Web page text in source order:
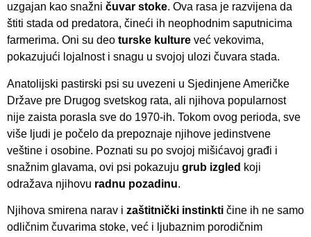
uzgajan kao snažni čuvar stoke. Ova rasa je razvijena da
štiti stada od predatora, čineći ih neophodnim saputnicima
farmerima. Oni su deo turske kulture već vekovima,
pokazujući lojalnost i snagu u svojoj ulozi čuvara stada.
Anatolijski pastirski psi su uvezeni u Sjedinjene Američke
Države pre Drugog svetskog rata, ali njihova popularnost
nije zaista porasla sve do 1970-ih. Tokom ovog perioda, sve
više ljudi je počelo da prepoznaje njihove jedinstvene
veštine i osobine. Poznati su po svojoj mišićavoj građi i
snažnim glavama, ovi psi pokazuju grub izgled koji
odražava njihovu radnu pozadinu.
Njihova smirena narav i zaštitnički instinkti čine ih ne samo
odličnim čuvarima stoke, već i ljubaznim porodičnim